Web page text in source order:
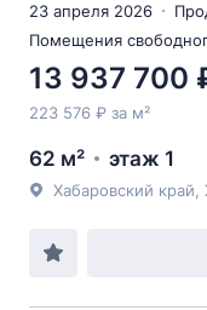
23 апреля 2026
Помещения
13 937 700
223 576 ₽ за м²
62 м² этаж 1
Хабаровский край,